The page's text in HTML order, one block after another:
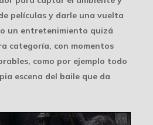
películas y darle una vuelta
un entretenimiento quizá
categoría, con momentos
como por ejemplo todo
escena del baile que da